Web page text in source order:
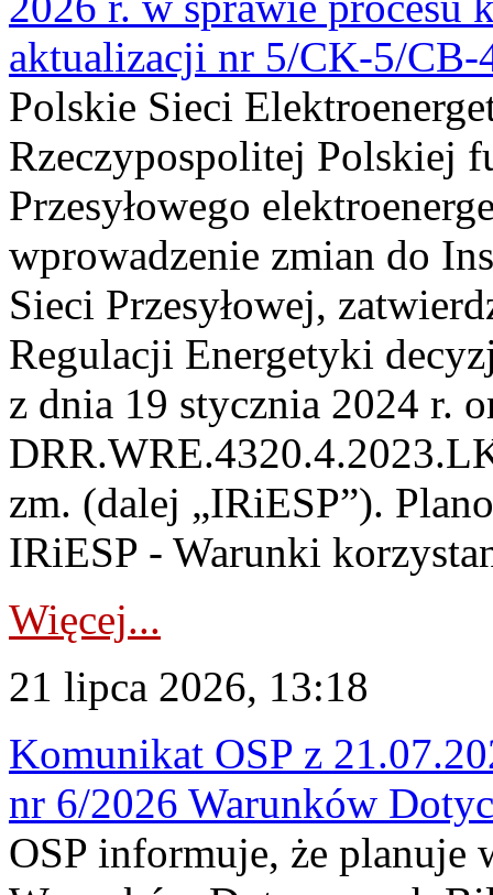
aktualizacji nr 5/CK-5/CB-
Polskie Sieci
Rzeczypospolitej Polskiej
Przesyłowego
wprowadzenie zmian do
Sieci Przesyłowej,
Regulacji Energetyki
z dnia 19 stycznia 2024 r.
zm. (dalej „IRiESP”).
IRiESP - Warunki
Więcej...
21 lipca 2026, 13:18
Komunikat OSP z
nr 6/2026 Warunków
OSP informuje, że planuje